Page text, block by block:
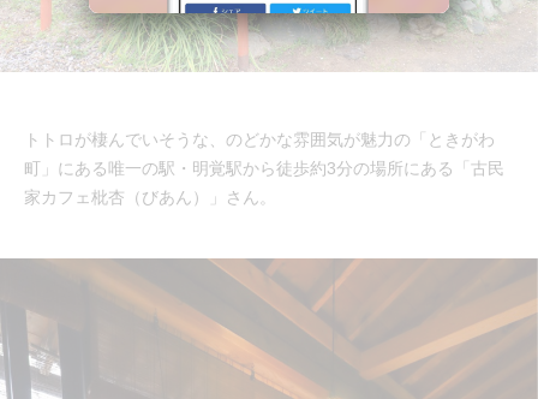
トトロが棲んでいそうな、のどかな雰囲気が魅力の「ときがわ
町」にある唯一の駅・明覚駅から徒歩約3分の場所にある「古民
家カフェ枇杏（びあん）」さん。